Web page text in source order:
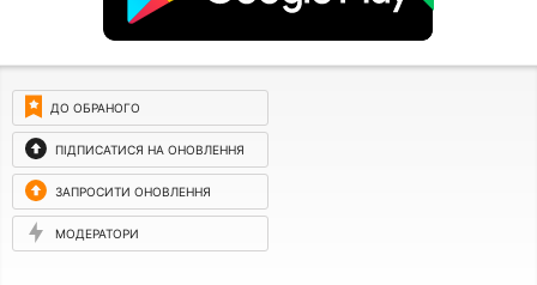
ДО ОБРАНОГО
ПІДПИСАТИСЯ НА ОНОВЛЕННЯ
ЗАПРОСИТИ ОНОВЛЕННЯ
МОДЕРАТОРИ